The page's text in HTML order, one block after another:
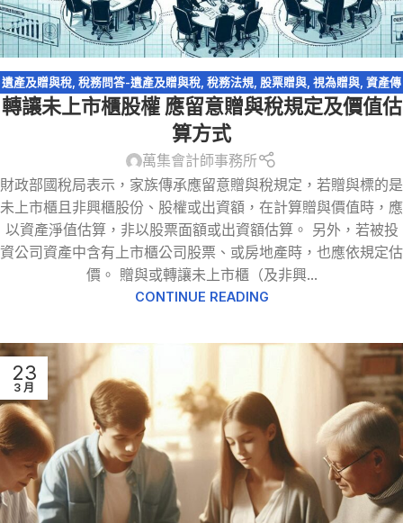
遺產及贈與稅 稅務問答-遺產及贈與稅 稅務法規 股票贈與 視為贈與 資產傳
承,農地
轉讓未上市櫃股權 應留意贈與稅規定及價值估
算方式
萬集會計師事務所
財政部國稅局表示，家族傳承應留意贈與稅規定，若贈與標的是
未上市櫃且非興櫃股份、股權或出資額，在計算贈與價值時，應
以資產淨值估算，非以股票面額或出資額估算。 另外，若被投
資公司資產中含有上市櫃公司股票、或房地產時，也應依規定估
價。 贈與或轉讓未上市櫃（及非興...
CONTINUE READING
23
3 月